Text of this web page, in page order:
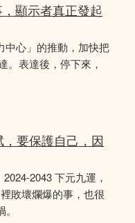
顯示者真正發起
中心」的推動，加快把
。表達後，停下來，
要保護自己，因
2043 下元九運，
敗壞爛爆的事，也很